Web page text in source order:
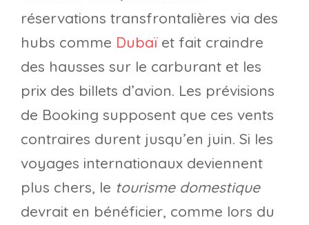
réservations transfrontalières via des
hubs comme Dubaïet fait craindre
des hausses sur le carburant et les
prix des billets d’avion. Les prévisions
de Booking supposent que ces vents
contraires durent jusqu’en juin. Si les
voyages internationaux deviennent
plus chers, le tourisme domestique
devrait en bénéficier, comme lors du